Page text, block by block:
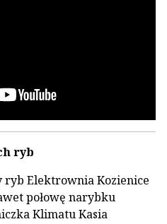
ryb
ryb Elektrownia Kozienice
połowę narybku
Klimatu Kasia